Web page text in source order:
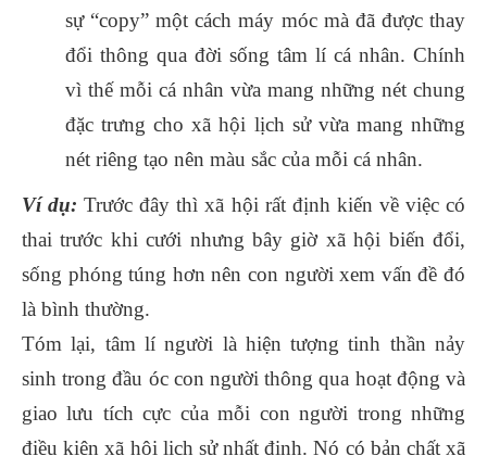
sự “copy” một cách máy móc mà đã được thay
đổi thông qua đời sống tâm lí cá nhân. Chính
vì thế mỗi cá nhân vừa mang những nét chung
đặc trưng cho xã hội lịch sử vừa mang những
nét riêng tạo nên màu sắc của mỗi cá nhân.
Ví dụ: Trước đây thì xã hội rất định kiến về việc có
thai trước khi cưới nhưng bây giờ xã hội biến đổi,
sống phóng túng hơn nên con người xem vấn đề đó
là bình thường.
Tóm lại, tâm lí người là hiện tượng tinh thần nảy
sinh trong đầu óc con người thông qua hoạt động và
giao lưu tích cực của mỗi con người trong những
điều kiện xã hội lịch sử nhất định. Nó có bản chất xã